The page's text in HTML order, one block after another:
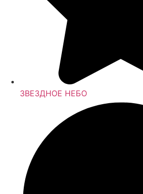
ЗВЕЗДНОЕ НЕБО